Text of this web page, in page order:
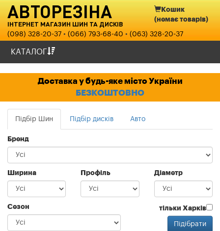
АВТОРЕЗІНА
ІНТЕРНЕТ МАГАЗИН ШИН ТА ДИСКІВ
Кошик
(немає товарів)
(098) 328-20-37 • (066) 793-68-40 • (063) 328-20-37
КАТАЛОГ
ШИНИ
ВАНТАЖНІ ШИНИ ТА С\Х
МОТОШИНИ
ОПЛАТА ТА ДОСТАВКА
ПРО НАС
КОНТАКТИ
Доставка у будь-яке місто України
БЕЗКОШТОВНО
Підбір Шин Підбір дисків Авто
Бренд
Ширина Профіль Діаметр
Сезон тільки Харків